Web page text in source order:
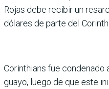
Rojas debe recibir un
dólares de parte del
Corinthians fue
guayo, luego de que este